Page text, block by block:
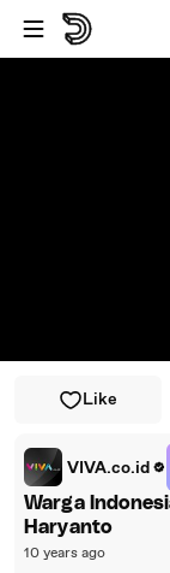
Skip to player
Skip to main
Like
VIVA.co.id
Warga
Haryanto
10 years ago